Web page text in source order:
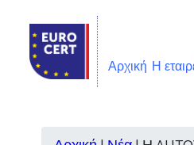
Αρχική Η